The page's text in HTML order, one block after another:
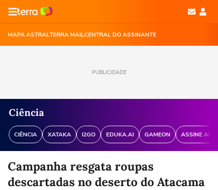
MAPA ASTRALTERRA MAILCENTRAL DO ASSINANTE
PUBLICIDADE
Ciência
CIÊNCIA XATAKA I2GO EDUKA.AI GAMEON ASSINE
Campanha resgata roupas
descartadas no deserto do Atacama